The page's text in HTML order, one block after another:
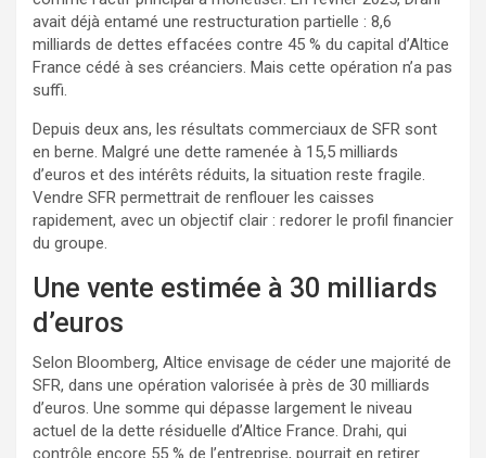
avait déjà entamé une restructuration partielle : 8,6
milliards de dettes effacées contre 45 % du capital d’Altice
France cédé à ses créanciers. Mais cette opération n’a pas
suffi.
Depuis deux ans, les résultats commerciaux de SFR sont
en berne. Malgré une dette ramenée à 15,5 milliards
d’euros et des intérêts réduits, la situation reste fragile.
Vendre SFR permettrait de renflouer les caisses
rapidement, avec un objectif clair : redorer le profil financier
du groupe.
Une vente estimée à 30 milliards
d’euros
Selon Bloomberg, Altice envisage de céder une majorité de
SFR, dans une opération valorisée à près de 30 milliards
d’euros. Une somme qui dépasse largement le niveau
actuel de la dette résiduelle d’Altice France. Drahi, qui
contrôle encore 55 % de l’entreprise, pourrait en retirer